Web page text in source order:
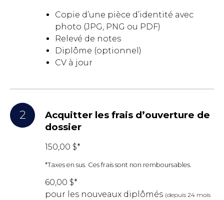
Copie d’une pièce d’identité avec
photo (JPG, PNG ou PDF)
Relevé de notes
Diplôme (optionnel)
CV à jour
2
Acquitter les frais d’ouverture de
dossier
150,00 $*
*Taxes en sus. Ces frais sont non remboursables.
60,00 $*
pour les nouveaux diplômés (depuis 24 mois